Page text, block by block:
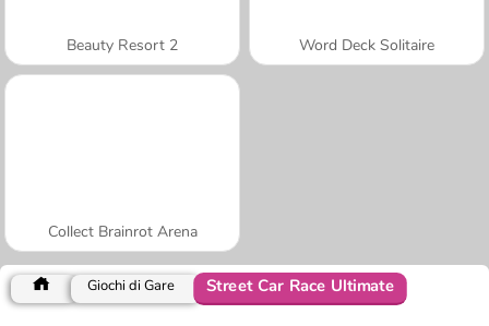
Beauty Resort 2 Word Deck Solitaire
Collect Brainrot Arena
Giochi di Gare Street Car Race Ultimate